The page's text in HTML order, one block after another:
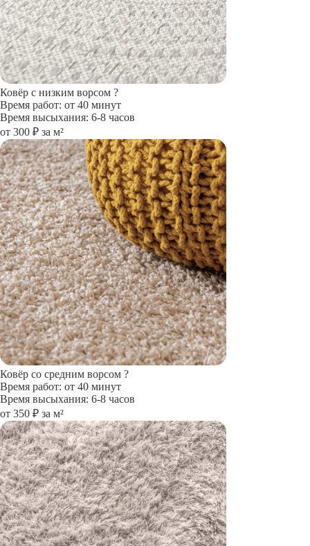
Ковёр с низким ворсом ?
Время работ: от 40 минут
Время высыхания: 6-8 часов
от 300 ₽ за м²
Ковёр со средним ворсом ?
Время работ: от 40 минут
Время высыхания: 6-8 часов
от 350 ₽ за м²